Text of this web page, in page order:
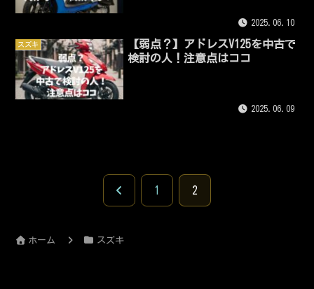
2025.06.10
スズキ
【弱点？】アドレスV125を中古で
検討の人！注意点はココ
2025.06.09
前 1 2
ホーム スズキ